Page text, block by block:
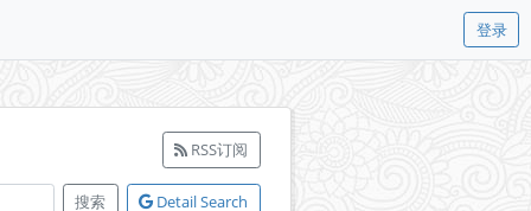
登录
RSS订阅
搜索 Detail Search